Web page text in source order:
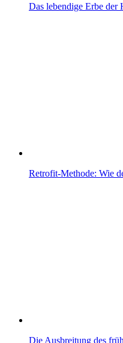
Das lebendige Erbe der
Retrofit-Methode: Wie
Die Ausbreitung des